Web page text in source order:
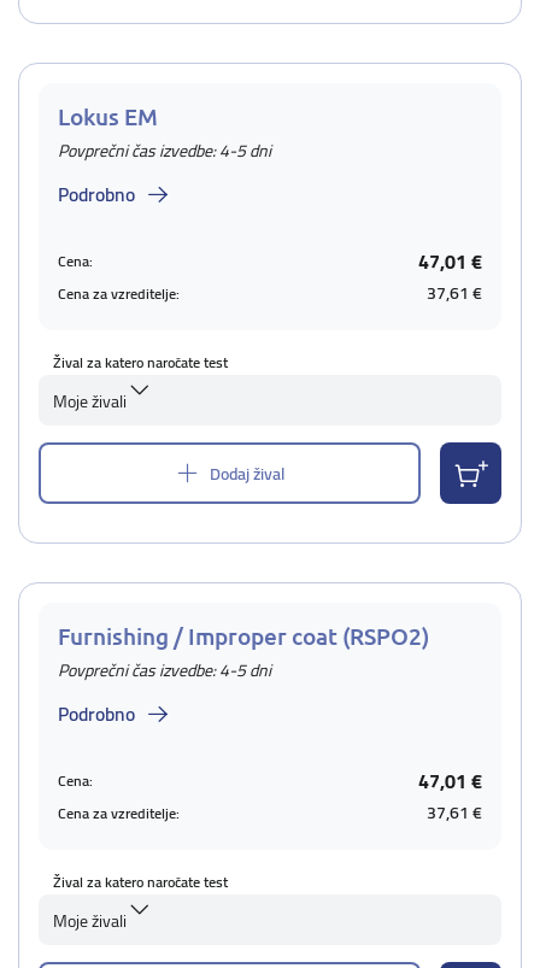
Lokus EM
Povprečni čas izvedbe: 4-5 dni
Podrobno
Cena: 47,01 €
Cena za vzreditelje: 37,61 €
Žival za katero naročate test
Moje živali
Dodaj žival
Furnishing / Improper coat (RSPO2)
Povprečni čas izvedbe: 4-5 dni
Podrobno
Cena: 47,01 €
Cena za vzreditelje: 37,61 €
Žival za katero naročate test
Moje živali